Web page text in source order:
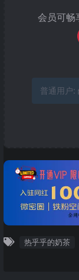
会员可畅
普通用户:
热乎乎的奶茶